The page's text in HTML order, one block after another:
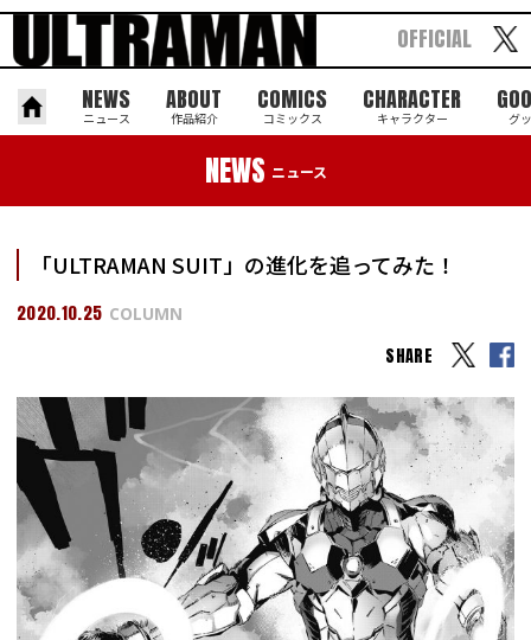
NEWS
ニュース
ABOUT
作品紹介
COMICS
コミックス
CHARACTER
キャラクター グ
OFFICIAL
NEWS ニュース
「ULTRAMAN SUIT」の進化を追ってみた！
2020.10.25 COLUMN
SHARE